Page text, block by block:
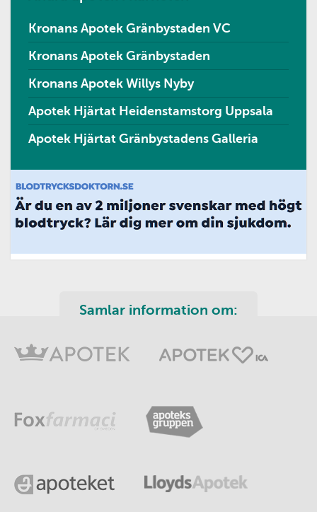
Kronans Apotek Gränbystaden VC
Kronans Apotek Gränbystaden
Kronans Apotek Willys Nyby
Apotek Hjärtat Heidenstamstorg Uppsala
Apotek Hjärtat Gränbystadens Galleria
Samlar information om: